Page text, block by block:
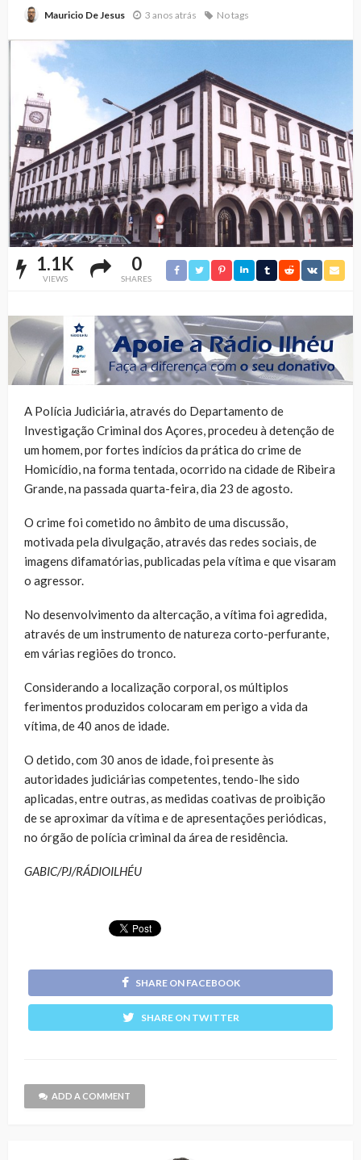
Mauricio De Jesus 3 anos atrás No tags
1.1K
VIEWS
0
SHARES
A Polícia Judiciária, através do Departamento de
Investigação Criminal dos Açores, procedeu à detenção de
um homem, por fortes indícios da prática do crime de
Homicídio, na forma tentada, ocorrido na cidade de Ribeira
Grande, na passada quarta-feira, dia 23 de agosto.
O crime foi cometido no âmbito de uma discussão,
motivada pela divulgação, através das redes sociais, de
imagens difamatórias, publicadas pela vítima e que visaram
o agressor.
No desenvolvimento da altercação, a vítima foi agredida,
através de um instrumento de natureza corto-perfurante,
em várias regiões do tronco.
Considerando a localização corporal, os múltiplos
ferimentos produzidos colocaram em perigo a vida da
vítima, de 40 anos de idade.
O detido, com 30 anos de idade, foi presente às
autoridades judiciárias competentes, tendo-lhe sido
aplicadas, entre outras, as medidas coativas de proibição
de se aproximar da vítima e de apresentações periódicas,
no órgão de polícia criminal da área de residência.
GABIC/PJ/RÁDIOILHÉU
SHARE ON FACEBOOK
SHARE ON TWITTER
ADD A COMMENT